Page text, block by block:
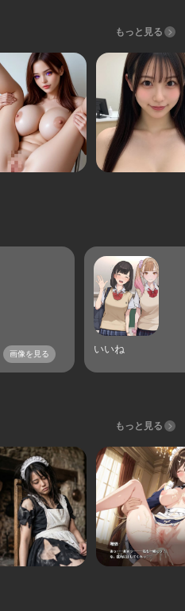
もっと見る
画像を見る いいね
もっと見る